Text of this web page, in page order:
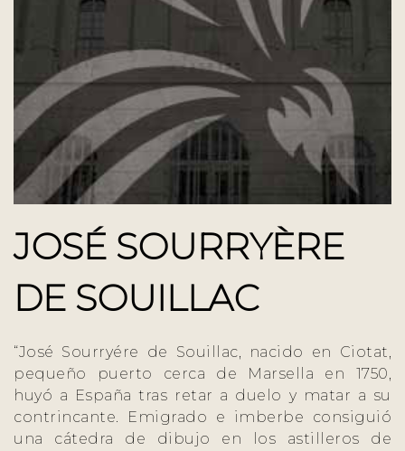
JOSÉ SOURRYÈRE
DE SOUILLAC
“José Sourryére de Souillac, nacido en Ciotat,
pequeño puerto cerca de Marsella en 1750,
huyó a España tras retar a duelo y matar a su
contrincante. Emigrado e imberbe consiguió
una cátedra de dibujo en los astilleros de